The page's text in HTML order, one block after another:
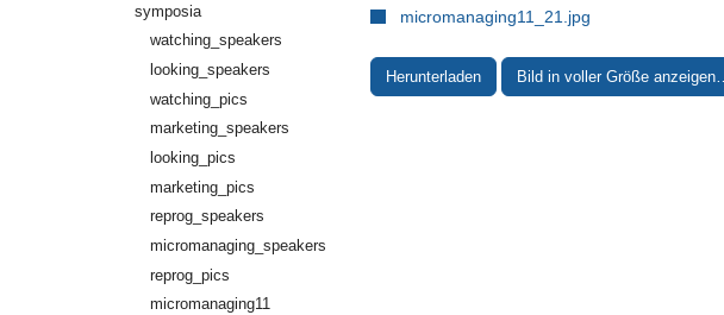
micromanaging11_21.jpg
Herunterladen Bild in voller Größe anzeigen…
symposia
watching_speakers
looking_speakers
watching_pics
marketing_speakers
looking_pics
marketing_pics
reprog_speakers
micromanaging_speakers
reprog_pics
micromanaging11